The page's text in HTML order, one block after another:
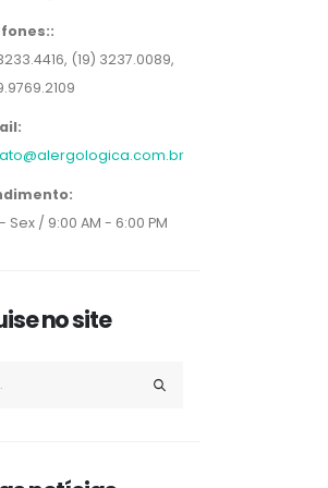
(19) 3237.0089,
Sex / 9:00 AM - 6:00 PM
no site